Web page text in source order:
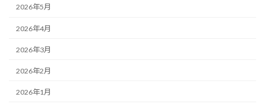
2026年5月
2026年4月
2026年3月
2026年2月
2026年1月